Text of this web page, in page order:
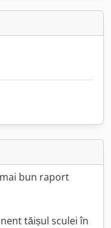
mai bun raport
tăișul sculei în